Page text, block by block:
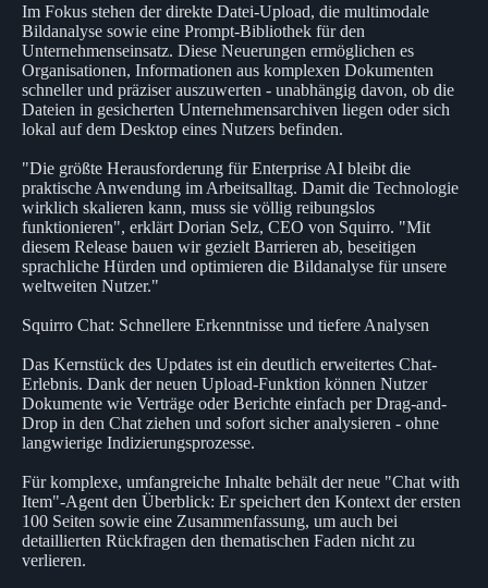
Im Fokus stehen der direkte Datei-Upload, die multimodale
Bildanalyse sowie eine Prompt-Bibliothek für den
Unternehmenseinsatz. Diese Neuerungen ermöglichen es
Organisationen, Informationen aus komplexen Dokumenten
schneller und präziser auszuwerten - unabhängig davon, ob die
Dateien in gesicherten Unternehmensarchiven liegen oder sich
lokal auf dem Desktop eines Nutzers befinden.
"Die größte Herausforderung für Enterprise AI bleibt die
praktische Anwendung im Arbeitsalltag. Damit die Technologie
wirklich skalieren kann, muss sie völlig reibungslos
funktionieren", erklärt Dorian Selz, CEO von Squirro. "Mit
diesem Release bauen wir gezielt Barrieren ab, beseitigen
sprachliche Hürden und optimieren die Bildanalyse für unsere
weltweiten Nutzer."
Squirro Chat: Schnellere Erkenntnisse und tiefere Analysen
Das Kernstück des Updates ist ein deutlich erweitertes Chat-
Erlebnis. Dank der neuen Upload-Funktion können Nutzer
Dokumente wie Verträge oder Berichte einfach per Drag-and-
Drop in den Chat ziehen und sofort sicher analysieren - ohne
langwierige Indizierungsprozesse.
Für komplexe, umfangreiche Inhalte behält der neue "Chat with
Item"-Agent den Überblick: Er speichert den Kontext der ersten
100 Seiten sowie eine Zusammenfassung, um auch bei
detaillierten Rückfragen den thematischen Faden nicht zu
verlieren.